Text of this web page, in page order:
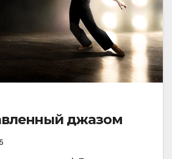
джазом